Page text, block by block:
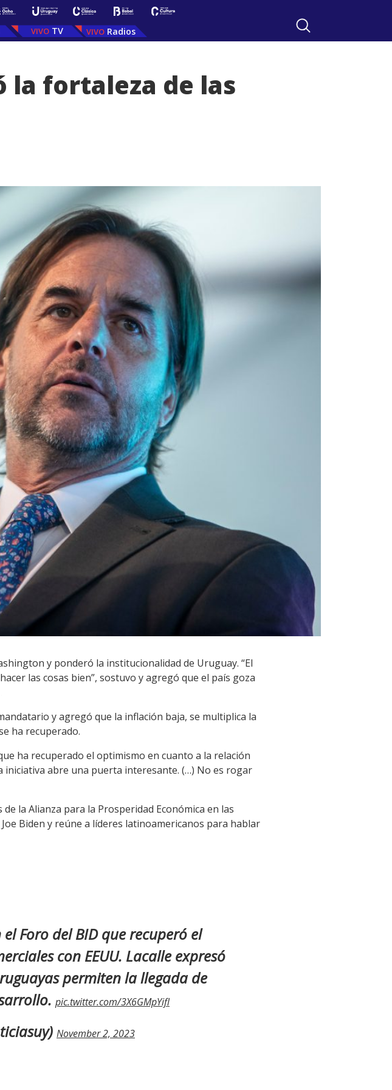
TV Radios
la fortaleza de las
y ponderó la institucionalidad de Uruguay. “El
las cosas bien”, sostuvo y agregó que el país goza
y agregó que la inflación baja, se multiplica la
ha recuperado.
ha recuperado el optimismo en cuanto a la relación
iniciativa abre una puerta interesante. (…) No es rogar
la Alianza para la Prosperidad Económica en las
Biden y reúne a líderes latinoamericanos para hablar
Foro del BID que recuperó el
con EEUU. Lacalle expresó
permiten la llegada de
pic.twitter.com/3X6GMpYifl
November 2, 2023